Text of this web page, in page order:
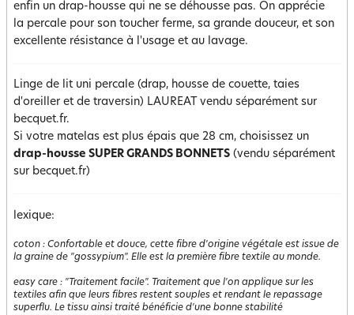
enfin un drap-housse qui ne se déhousse pas. On apprécie
la percale pour son toucher ferme, sa grande douceur, et son
excellente résistance à l'usage et au lavage.
Linge de lit uni percale (drap, housse de couette, taies
d'oreiller et de traversin) LAUREAT vendu séparément sur
becquet.fr.
Si votre matelas est plus épais que 28 cm, choisissez un
drap-housse SUPER GRANDS BONNETS (vendu séparément
sur becquet.fr)
lexique:
coton : Confortable et douce, cette fibre d'origine végétale est issue de
la graine de "gossypium". Elle est la première fibre textile au monde.
easy care : "Traitement facile". Traitement que l'on applique sur les
textiles afin que leurs fibres restent souples et rendant le repassage
superflu. Le tissu ainsi traité bénéficie d'une bonne stabilité